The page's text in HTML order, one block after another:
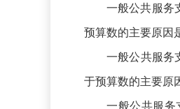
一般公共服务
预算数的主要原因
一般公共服务
于预算数的主要原
一般公共服务